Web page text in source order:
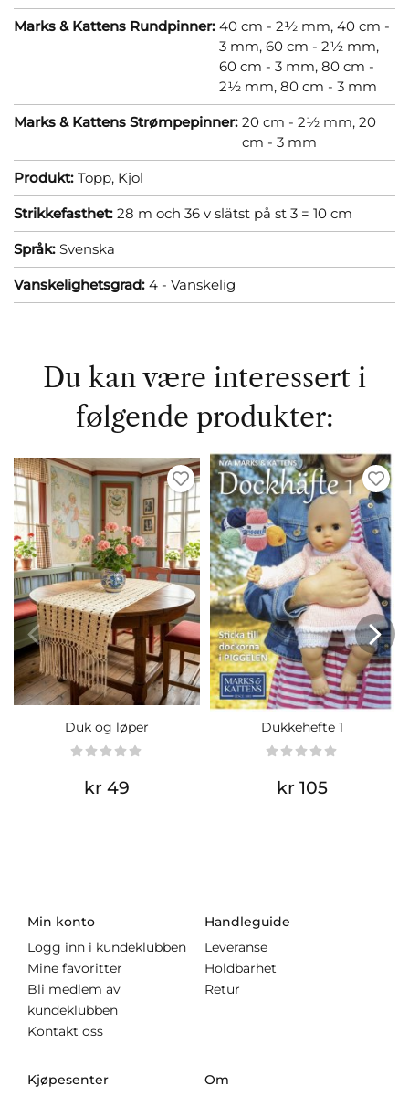
Marks & Kattens Rundpinner: 40 cm - 2½ mm, 40 cm -
3 mm, 60 cm - 2½ mm,
60 cm - 3 mm, 80 cm -
2½ mm, 80 cm - 3 mm
Marks & Kattens Strømpepinner: 20 cm - 2½ mm, 20
cm - 3 mm
Produkt: Topp, Kjol
Strikkefasthet: 28 m och 36 v slätst på st 3 = 10 cm
Språk: Svenska
Vanskelighetsgrad: 4 - Vanskelig
Du kan være interessert i
følgende produkter:
Duk og løper
kr 49
Dukkehefte 1
kr 105
Min konto
Logg inn i kundeklubben
Mine favoritter
Bli medlem av
kundeklubben
Kontakt oss
Handleguide
Leveranse
Holdbarhet
Retur
Kjøpesenter Om